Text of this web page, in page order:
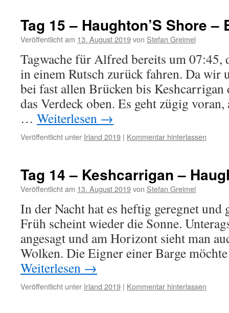
Tag 15 – Haughton’S Shore –
Veröffentlicht am 13. August 2019von Stefan Greimel
Tagwache für Alfred bereits um 07:45,
in einem Rutsch zurück fahren. Da wir
bei fast allen Brücken bis
das Verdeck oben. Es geht zügig
… Weiterlesen →
Veröffentlicht unter Irland 2019 | Kommentar hinterlassen
Tag 14 – Keshcarrigan –
Veröffentlicht am 13. August 2019von Stefan Greimel
In der Nacht hat es heftig geregnet und
Früh scheint wieder die Sonne.
angesagt und am Horizont sieht man
Wolken. Die Eigner einer Barge
Weiterlesen →
Veröffentlicht unter Irland 2019 | Kommentar hinterlassen